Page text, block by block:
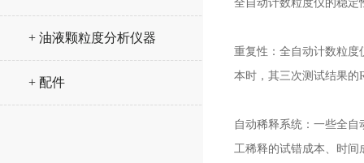
+ 油液颗粒度分析仪器
+ 配件
全自动计数粒度仪的稳定
重复性：全自动计数粒度
本时，其三次测试结果的
自动稀释系统：一些全
工稀释的试错成本、时间